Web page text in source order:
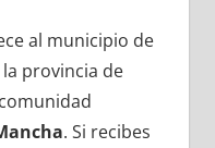
al municipio dе
provincia dе
. Si recibes